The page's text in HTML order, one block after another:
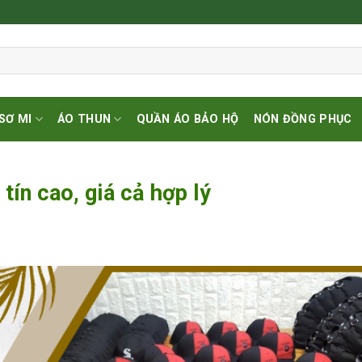
MI ÁO THUN QUẦN ÁO BẢO HỘ NÓN ĐỒNG PHỤC
tín cao, giá cả hợp lý